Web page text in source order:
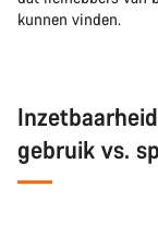
kunnen vinden.
gebruik vs.